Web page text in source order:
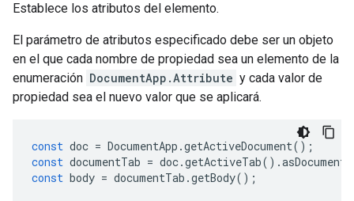
Establece los atributos del elemento.
El parámetro de atributos especificado debe ser un objeto
en el que cada nombre de propiedad sea un elemento de la
enumeración DocumentApp.Attribute y cada valor de
propiedad sea el nuevo valor que se aplicará.
const doc = DocumentApp .getActiveDocument();
const documentTab = doc.getActiveTab().
const body = documentTab .getBody();